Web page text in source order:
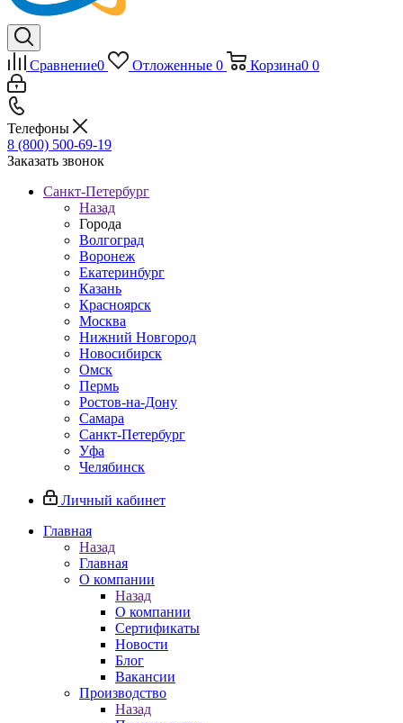
Сравнение0 Отложенные 0 Корзина0 0
Телефоны
8 (800) 500-69-19
Заказать звонок
Санкт-Петербург
Назад
Города
Волгоград
Воронеж
Екатеринбург
Казань
Красноярск
Москва
Нижний Новгород
Новосибирск
Омск
Пермь
Ростов-на-Дону
Самара
Санкт-Петербург
Уфа
Челябинск
Личный кабинет
Главная
Назад
Главная
О компании
Назад
О компании
Сертификаты
Новости
Блог
Вакансии
Производство
Назад